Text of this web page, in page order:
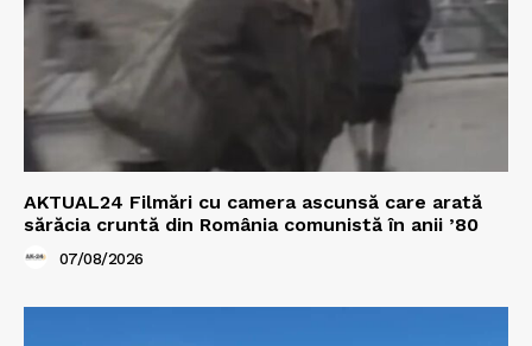
AKTUAL24 Filmări cu camera ascunsă care arată
sărăcia cruntă din România comunistă în anii ’80
07/08/2026